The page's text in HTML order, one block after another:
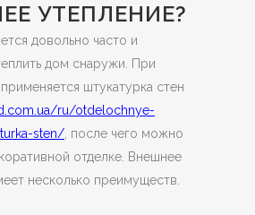
УТЕПЛЕНИЕ?
довольно часто и
дом снаружи. При
штукатурка стен
ru/otdelochnye-
sten/ , после чего можно
отделке. Внешнее
несколько преимуществ.